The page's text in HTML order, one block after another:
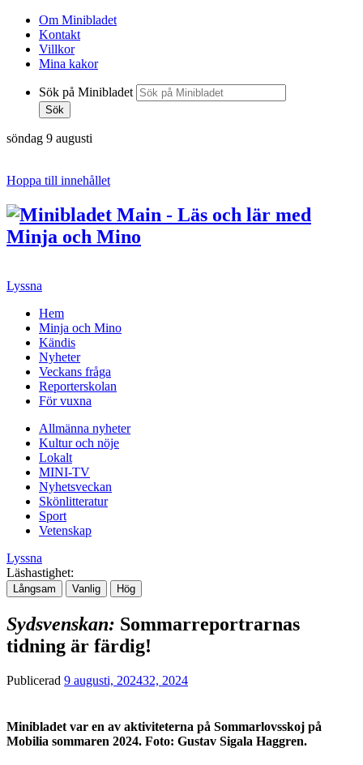
Om Minibladet
Kontakt
Villkor
Mina kakor
Sök på Minibladet
Sök
söndag 9 augusti
Hoppa till innehållet
Lyssna
Hem
Minja och Mino
Kändis
Nyheter
Veckans fråga
Reporterskolan
För vuxna
Allmänna nyheter
Kultur och nöje
Lokalt
MINI-TV
Nyhetsveckan
Skönlitteratur
Sport
Vetenskap
Lyssna
Läshastighet:
Långsam Vanlig Hög
Sydsvenskan: Sommarreportrarnas
tidning är färdig!
Publicerad 9 augusti, 202432, 2024
Minibladet var en av aktiviteterna på Sommarlovsskoj på
Mobilia sommaren 2024. Foto: Gustav Sigala Haggren.